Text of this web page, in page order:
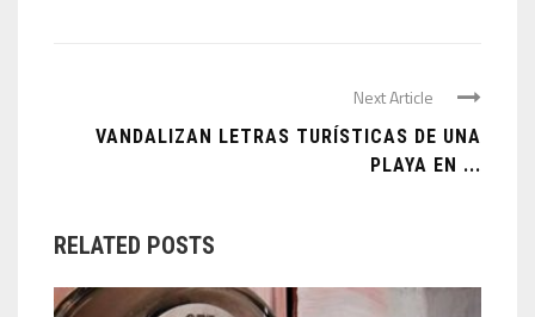
Next Article
VANDALIZAN LETRAS TURÍSTICAS DE UNA
PLAYA EN ...
RELATED POSTS